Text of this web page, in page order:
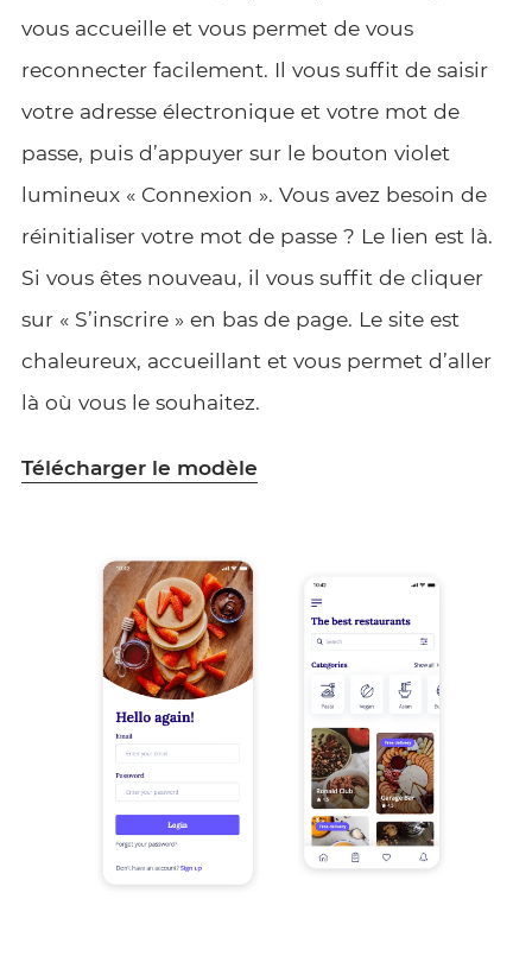
vous accueille et vous permet de vous
reconnecter facilement. Il vous suffit de saisir
votre adresse électronique et votre mot de
passe, puis d’appuyer sur le bouton violet
lumineux « Connexion ». Vous avez besoin de
réinitialiser votre mot de passe ? Le lien est là.
Si vous êtes nouveau, il vous suffit de cliquer
sur « S’inscrire » en bas de page. Le site est
chaleureux, accueillant et vous permet d’aller
là où vous le souhaitez.
Télécharger le modèle